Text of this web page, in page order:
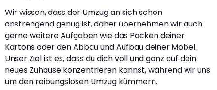
Wir wissen, dass der Umzug an sich schon
anstrengend genug ist, daher übernehmen wir auch
gerne weitere Aufgaben wie das Packen deiner
Kartons oder den Abbau und Aufbau deiner Möbel.
Unser Ziel ist es, dass du dich voll und ganz auf dein
neues Zuhause konzentrieren kannst, während wir uns
um den reibungslosen Umzug kümmern.